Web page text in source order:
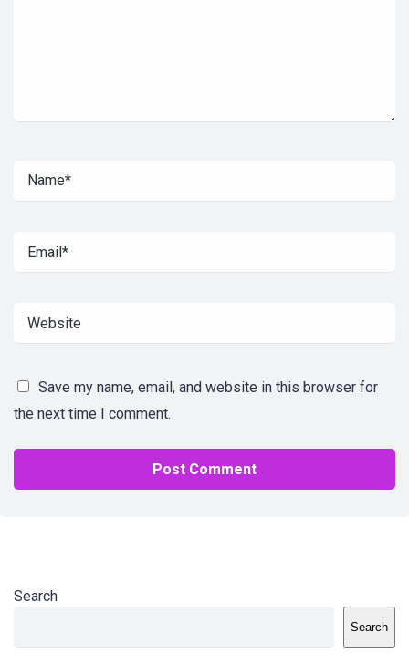
Save my name, email, and website in this browser for
the next time I comment.
Search
Search